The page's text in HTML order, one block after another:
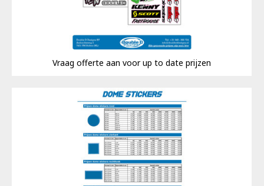
Vraag offerte aan voor up to date prijzen